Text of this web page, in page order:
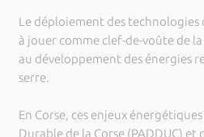
Le déploiement des technologies
à jouer comme clef-de-voûte de
au développement des énergies
serre.
En Corse, ces enjeux
Durable de la Corse (PADDUC)